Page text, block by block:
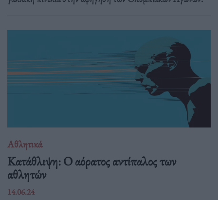
Αθλητικά
Κατάθλιψη: Ο αόρατος αντίπαλος των
αθλητών
14.06.24